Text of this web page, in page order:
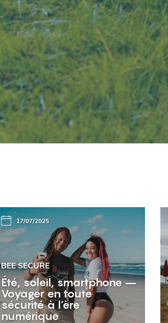
17/07/2025
BEE SECURE
Été, soleil, smartphone –
Voyager en toute
sécurité à l’ère
numérique